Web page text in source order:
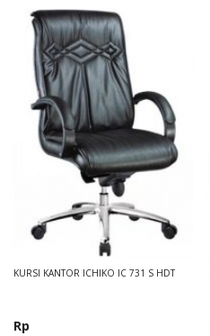
KURSI KANTOR ICHIKO IC 731 S HDT
Rp